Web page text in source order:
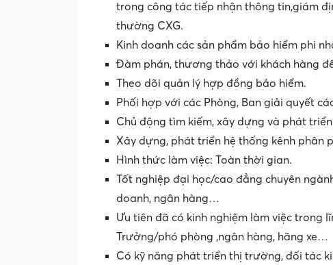
trong công tác tiếp nhận thông tin,giám
thường CXG.
Kinh doanh các sản phẩm bảo hiểm phi
Đàm phán, thương thảo với khách hàng
Theo dõi quản lý hợp đồng bảo hiểm.
Phối hợp với các Phòng, Ban giải quyết
Chủ động tìm kiếm, xây dựng và phát
Xây dựng, phát triển hệ thống kênh phân
Hình thức làm việc: Toàn thời gian.
Tốt nghiệp đại học/cao đẳng chuyên
doanh, ngân hàng…
Ưu tiên đã có kinh nghiệm làm việc trong
Trưởng/phó phòng ,ngân hàng, hãng xe…
Có kỹ năng phát triển thị trường, đối tác